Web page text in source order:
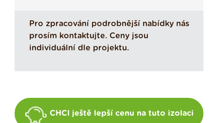
Pro zpracování podrobnější nabídky nás
prosím kontaktujte. Ceny jsou
individuální dle projektu.
CHCI ještě lepší cenu na tuto izolaci